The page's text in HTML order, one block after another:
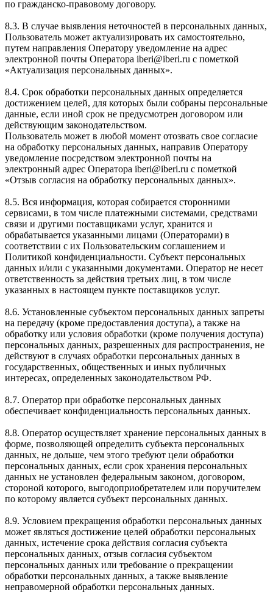
по гражданско-правовому договору.
8.3. В случае выявления неточностей в персональных данных,
Пользователь может актуализировать их самостоятельно,
путем направления Оператору уведомление на адрес
электронной почты Оператора iberi@iberi.ru с пометкой
«Актуализация персональных данных».
8.4. Срок обработки персональных данных определяется
достижением целей, для которых были собраны персональные
данные, если иной срок не предусмотрен договором или
действующим законодательством.
Пользователь может в любой момент отозвать свое согласие
на обработку персональных данных, направив Оператору
уведомление посредством электронной почты на
электронный адрес Оператора iberi@iberi.ru с пометкой
«Отзыв согласия на обработку персональных данных».
8.5. Вся информация, которая собирается сторонними
сервисами, в том числе платежными системами, средствами
связи и другими поставщиками услуг, хранится и
обрабатывается указанными лицами (Операторами) в
соответствии с их Пользовательским соглашением и
Политикой конфиденциальности. Субъект персональных
данных и/или с указанными документами. Оператор не несет
ответственность за действия третьих лиц, в том числе
указанных в настоящем пункте поставщиков услуг.
8.6. Установленные субъектом персональных данных запреты
на передачу (кроме предоставления доступа), а также на
обработку или условия обработки (кроме получения доступа)
персональных данных, разрешенных для распространения, не
действуют в случаях обработки персональных данных в
государственных, общественных и иных публичных
интересах, определенных законодательством РФ.
8.7. Оператор при обработке персональных данных
обеспечивает конфиденциальность персональных данных.
8.8. Оператор осуществляет хранение персональных данных в
форме, позволяющей определить субъекта персональных
данных, не дольше, чем этого требуют цели обработки
персональных данных, если срок хранения персональных
данных не установлен федеральным законом, договором,
стороной которого, выгодоприобретателем или поручителем
по которому является субъект персональных данных.
8.9. Условием прекращения обработки персональных данных
может являться достижение целей обработки персональных
данных, истечение срока действия согласия субъекта
персональных данных, отзыв согласия субъектом
персональных данных или требование о прекращении
обработки персональных данных, а также выявление
неправомерной обработки персональных данных.